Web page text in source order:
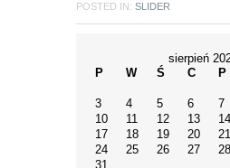
POSTED IN: SLIDER
sierpień
P
W Ś C P
3
4 5 6 7
10
11 12 13 14
17
18 19 20 21
24
25 26 27 28
31